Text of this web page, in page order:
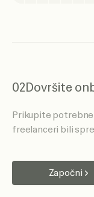
02Dovršite
Prikupite
freelanceri bili
Započni